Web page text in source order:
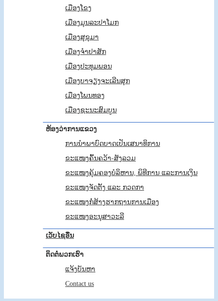
ເມືອງໂຂງ
ເມືອງມຸນລະປາໂມກ
ເມືອງສຸຂຸມາ
ເມືອງຈຳປາສັກ
ເມືອງປະທຸມພອນ
ເມືອງບາຈຽງຈະເລີນສຸກ
ເມືອງໂພນທອງ
ເມືອງຊະນະສົມບູນ
ຫ້ອງວ່າການແຂວງ
ການ​​ນຳພາ​ບົດບາດ​​ເປັນເສນາ​ທິການ
ຂະແໜງຄົ້ນຄວ້າ-ສັງລວມ
ຂະແໜງຄຸ້ມຄອງບໍລິຫານ, ພິທີການ ແລະການເງິນ
ຂະແໜງຈັດຕັ້ງ ແລະ ກວດກາ
ຂະແໜງກໍ່ສ້າງຮາກຖານການເມືອງ
ຂະແໜງອະນຸສາວະລີ
ເວັບໄຊອື່ນ
ຕິດຕໍ່ພວກເຮົາ
ແຈ້ງບັນຫາ
Contact us